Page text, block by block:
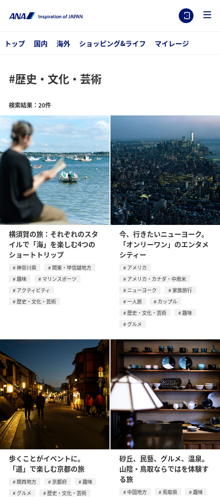
トップ 国内 海外 ショッピング&ライフ マイレージ
#歴史・文化・芸術
検索結果：20件
横須賀の旅：それぞれのスタ
イルで「海」を楽しむ4つの
ショートトリップ
神奈川県
関東・甲信越地方
趣味
マリンスポーツ
アクティビティ
歴史・文化・芸術
今、行きたいニューヨーク。
「オンリーワン」のエンタメ
シティー
アメリカ
アメリカ・カナダ・中南米
ニューヨーク
家族旅行
一人旅
カップル
歴史・文化・芸術
趣味
グルメ
歩くことがイベントに。
「道」で楽しむ京都の旅
関西地方 京都府
趣味
グルメ
歴史・文化・芸術
砂丘、民藝、グルメ、温泉。
山陰・鳥取ならではを体験す
る旅
中国地方 鳥取県
趣味